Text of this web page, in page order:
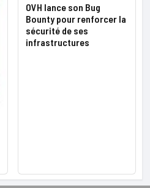
OVH lance son Bug
Bounty pour renforcer la
sécurité de ses
infrastructures